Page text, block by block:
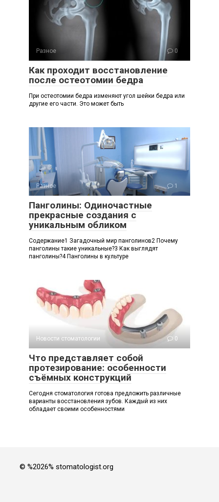
Разное 0
Как проходит восстановление
после остеотомии бедра
При остеотомии бедра изменяют угол шейки бедра или
другие его части. Это может быть
Разное 1
Панголины: Одиночастные
прекрасные создания с
уникальным обликом
Содержание1 Загадочный мир панголинов2 Почему
панголины такие уникальные?3 Как выглядят
панголины?4 Панголины в культуре
Новости стоматологии 0
Что представляет собой
протезирование: особенности
съёмных конструкций
Сегодня стоматология готова предложить различные
варианты восстановления зубов. Каждый из них
обладает своими особенностями
© %2026% stomatologist.org